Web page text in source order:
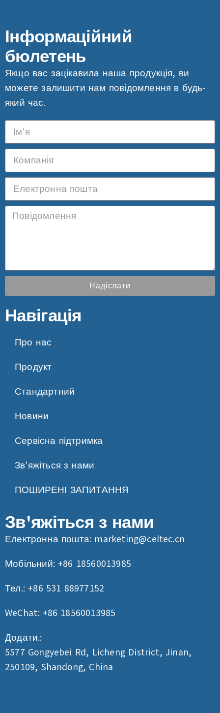
Інформаційний
бюлетень
Якщо вас зацікавила наша продукція, ви
можете залишити нам повідомлення в будь-
який час.
Надіслати
Навігація
Про нас
Продукт
Стандартний
Новини
Сервісна підтримка
Зв'яжіться з нами
ПОШИРЕНІ ЗАПИТАННЯ
Зв'яжіться з нами
Електронна пошта: marketing@celtec.cn
Мобільний: +86 18560013985
Тел.: +86 531 88977152
WeChat: +86 18560013985
Додати.:
5577 Gongyebei Rd, Licheng District, Jinan,
250109, Shandong, China